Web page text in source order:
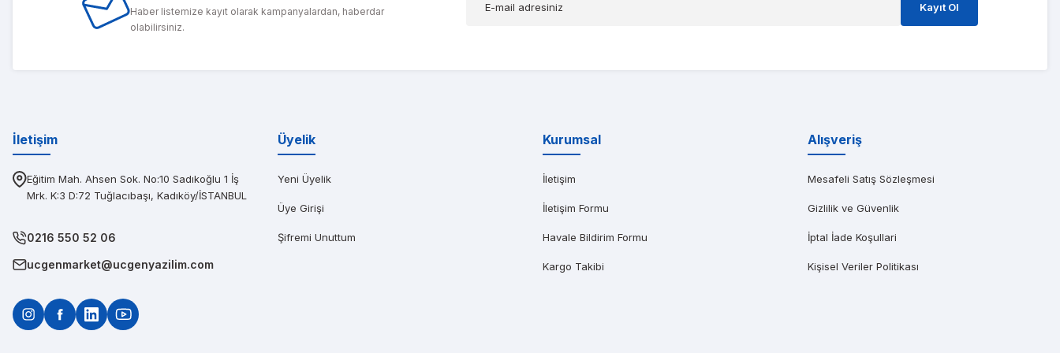
Haber listemize kayıt olarak kampanyalardan, haberdar
olabilirsiniz.
Kayıt Ol
İletişim
Eğitim Mah. Ahsen Sok. No:10 Sadıkoğlu 1 İş
Mrk. K:3 D:72 Tuğlacıbaşı, Kadıköy/İSTANBUL
0216 550 52 06
ucgenmarket@ucgenyazilim.com
Üyelik
Yeni Üyelik
Üye Girişi
Şifremi Unuttum
Kurumsal
İletişim
İletişim Formu
Havale Bildirim Formu
Kargo Takibi
Alışveriş
Mesafeli Satış Sözleşmesi
Gizlilik ve Güvenlik
İptal İade Koşullari
Kişisel Veriler Politikası